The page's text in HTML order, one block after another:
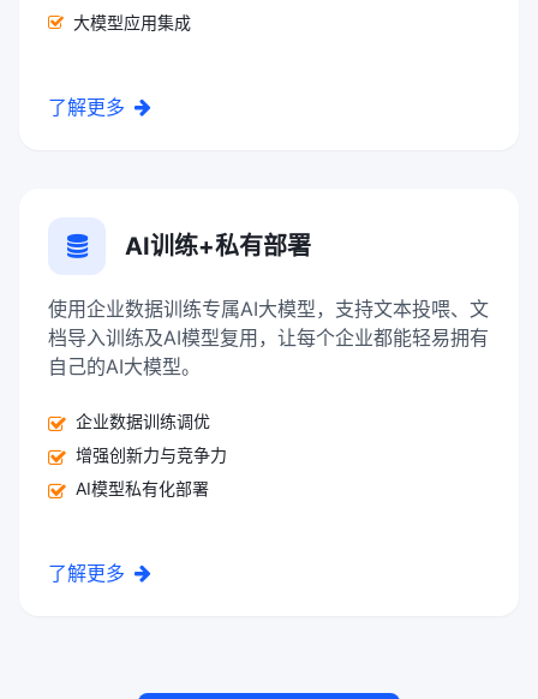
大模型应用集成
了解更多
AI训练+私有部署
使用企业数据训练专属AI大模型，支持文本投喂、文
档导入训练及AI模型复用，让每个企业都能轻易拥有
自己的AI大模型。
企业数据训练调优
增强创新力与竞争力
AI模型私有化部署
了解更多